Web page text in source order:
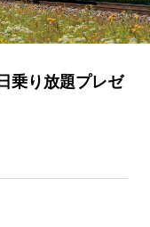
乗り放題プレゼ